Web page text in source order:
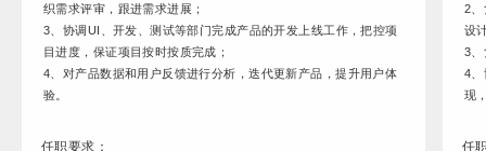
织需求评审，跟进需求进展；
3、协调UI、开发、测试等部门完成产品的开发上线工作，把控项
目进度，保证项目按时按质完成；
4、对产品数据和用户反馈进行分析，迭代更新产品，提升用户体
验。
任职要求：
2、
设
3、
4、
现
任